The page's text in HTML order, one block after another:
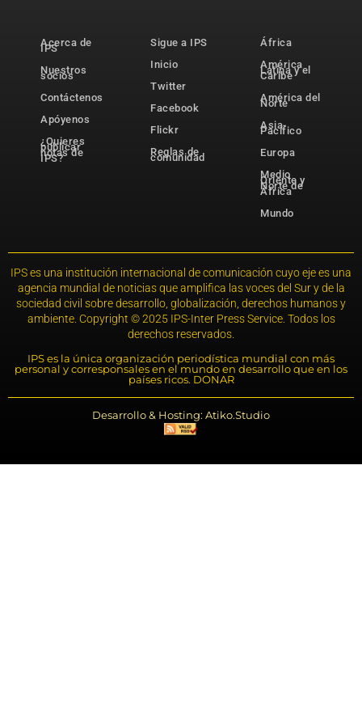
Acerca de
IPS
Nuestros
socios
Contáctenos
Apóyenos
¿Quieres
publicar
notas de
IPS?
Sigue a IPS
Inicio
Twitter
Facebook
Flickr
Reglas de
comunidad
África
América
Latina y el
Caribe
América del
Norte
Asia-
Pacífico
Europa
Medio
Oriente y
Norte de
África
Mundo
IPS es una institución internacional de comunicación cuyo eje es una
agencia mundial de noticias que amplifica las voces del Sur y de la
sociedad civil sobre desarrollo, globalización, derechos humanos y
ambiente. Copyright © 2025 IPS-Inter Press Service. Todos los
derechos reservados.
IPS es la única organización periodística mundial con más
personal y corresponsales en el mundo en desarrollo que en los
países ricos. DONAR
Desarrollo & Hosting: Atiko.Studio